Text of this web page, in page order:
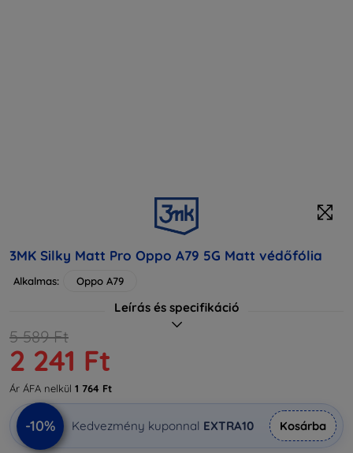
3MK Silky Matt Pro Oppo A79 5G Matt védőfólia
Alkalmas: Oppo A79
Leírás és specifikáció
5 589 Ft
2 241 Ft
Ár ÁFA nelkül 1 764 Ft
-10% Kedvezmény kuponnal EXTRA10 Kosárba